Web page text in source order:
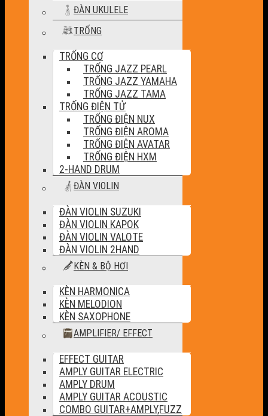
ĐÀN UKULELE
TRỐNG
TRỐNG CƠ
TRỐNG JAZZ PEARL
TRỐNG JAZZ YAMAHA
TRỐNG JAZZ TAMA
TRỐNG ĐIỆN TỬ
TRỐNG ĐIỆN NUX
TRỐNG ĐIỆN AROMA
TRỐNG ĐIỆN AVATAR
TRỐNG ĐIỆN HXM
2-HAND DRUM
ĐÀN VIOLIN
ĐÀN VIOLIN SUZUKI
ĐÀN VIOLIN KAPOK
ĐÀN VIOLIN VALOTE
ĐÀN VIOLIN 2HAND
KÈN & BỘ HƠI
KÈN HARMONICA
KÈN MELODION
KÈN SAXOPHONE
AMPLIFIER/ EFFECT
EFFECT GUITAR
AMPLY GUITAR ELECTRIC
AMPLY DRUM
AMPLY GUITAR ACOUSTIC
COMBO GUITAR+AMPLY,FUZZ